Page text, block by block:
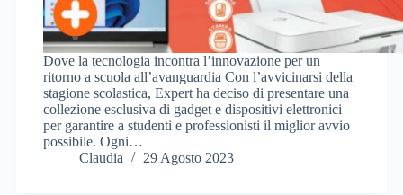
Dove la tecnologia incontra l’innovazione per un
ritorno a scuola all’avanguardia Con l’avvicinarsi della
stagione scolastica, Expert ha deciso di presentare una
collezione esclusiva di gadget e dispositivi elettronici
per garantire a studenti e professionisti il miglior avvio
possibile. Ogni…
Claudia
29 Agosto 2023